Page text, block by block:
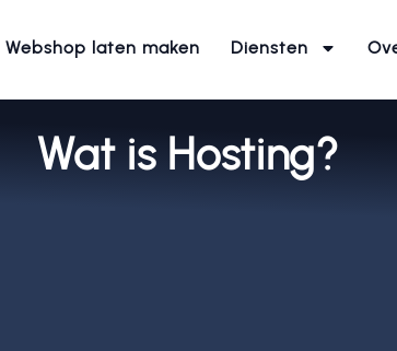
Webshop laten maken Diensten
Wat is Hosting?